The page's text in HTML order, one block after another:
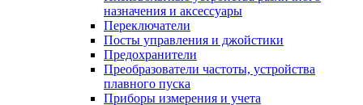
назначения и аксессуары
Переключатели
Посты управления и джойстики
Предохранители
Преобразователи частоты, устройства
плавного пуска
Приборы измерения и учета